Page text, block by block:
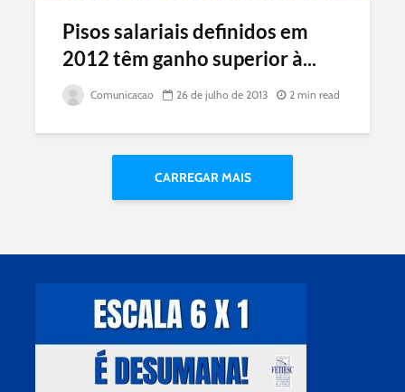
Pisos salariais definidos em
2012 têm ganho superior à...
Comunicacao 26 de julho de 2013 2 min read
CARREGAR MAIS